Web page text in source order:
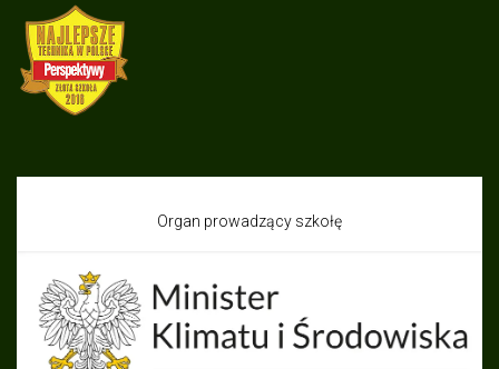
Organ prowadzący szkołę